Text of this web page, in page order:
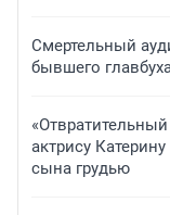
Смертельный
бывшего
актрису
сына грудью